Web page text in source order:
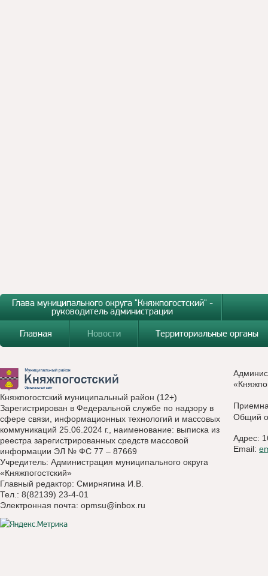
Глава муниципального округа "Княжпогостский" -
руководитель администрации
Главная
Новости Территориальные органы
Княжпогостский муниципальный район (12+)
Зарегистрирован в Федеральной службе по надзору в
сфере связи, информационных технологий и массовых
коммуникаций 25.06.2024 г., наименование: выписка из
реестра зарегистрированных средств массовой
информации ЭЛ № ФС 77 – 87669
Учредитель: Администрация муниципального округа
«Княжпогостский»
Главный редактор: Смирнягина И.В.
Тел.: 8(82139) 23-4-01
Электронная почта: opmsu@inbox.ru
Общий
Адрес:
Email: